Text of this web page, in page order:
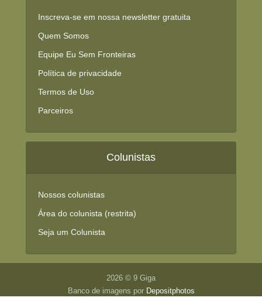
Inscreva-se em nossa newsletter gratuita
Quem Somos
Equipe Eu Sem Fronteiras
Política de privacidade
Termos de Uso
Parceiros
Colunistas
Nossos colunistas
Área do colunista (restrita)
Seja um Colunista
2026 © 9 Giga
Banco de imagens por Depositphotos